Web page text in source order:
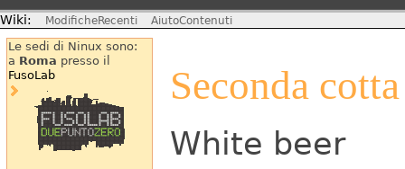
Wiki: ModificheRecenti AiutoContenuti
Le sedi di Ninux sono:
a Roma presso il
FusoLab
Seconda
White beer